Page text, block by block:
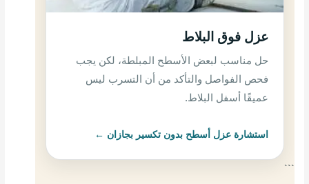
عزل فوق البلاط
حل مناسب لبعض الأسطح المبلطة، لكن يجب
فحص الفواصل والتأكد من أن التسرب ليس
عميقًا أسفل البلاط.
استشارة عزل أسطح بدون تكسير بجازان ←
```